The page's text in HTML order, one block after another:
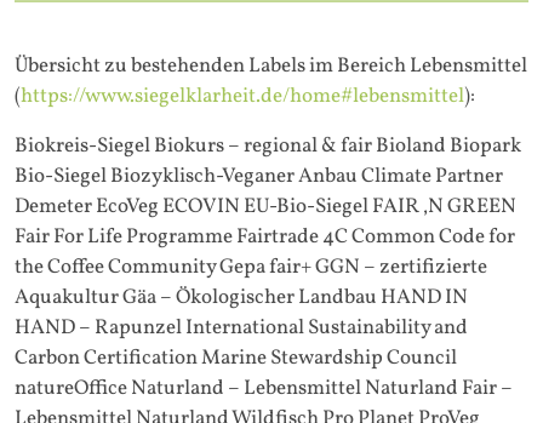
Übersicht zu bestehenden Labels im Bereich Lebensmittel
(https://www.siegelklarheit.de/home#lebensmittel):
Biokreis-Siegel Biokurs – regional & fair Bioland Biopark
Bio-Siegel Biozyklisch-Veganer Anbau Climate Partner
Demeter EcoVeg ECOVIN EU-Bio-Siegel FAIR ‚N GREEN
Fair For Life Programme Fairtrade 4C Common Code for
the Coffee Community Gepa fair+ GGN – zertifizierte
Aquakultur Gäa – Ökologischer Landbau HAND IN
HAND – Rapunzel International Sustainability and
Carbon Certification Marine Stewardship Council
natureOffice Naturland – Lebensmittel Naturland Fair –